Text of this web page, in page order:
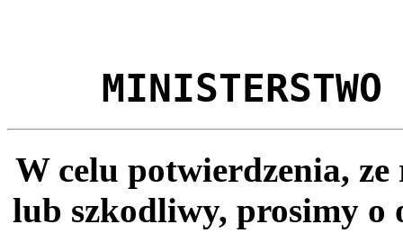
MINISTERSTWO
W celu potwierdzenia,
lub szkodliwy, prosimy o